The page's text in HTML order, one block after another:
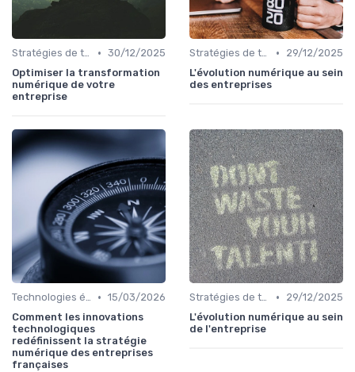
Stratégies de transformation • 30/12/2025
Optimiser la transformation
numérique de votre
entreprise
Stratégies de transformation •
29/12/2025
L'évolution numérique au sein
des entreprises
Technologies émergentes • 15/03/2026
Comment les innovations
technologiques
redéfinissent la stratégie
numérique des entreprises
françaises
Stratégies de transformation •
29/12/2025
L'évolution numérique au sein
de l'entreprise